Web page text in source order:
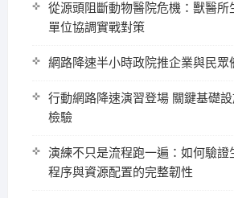
從源頭阻斷動物醫院危機：獸醫所
單位協調實戰對策
網路降速半小時政院推企業與民眾
行動網路降速演習登場 關鍵基礎
檢驗
演練不只是流程跑一遍：如何驗證
程序與資源配置的完整韌性